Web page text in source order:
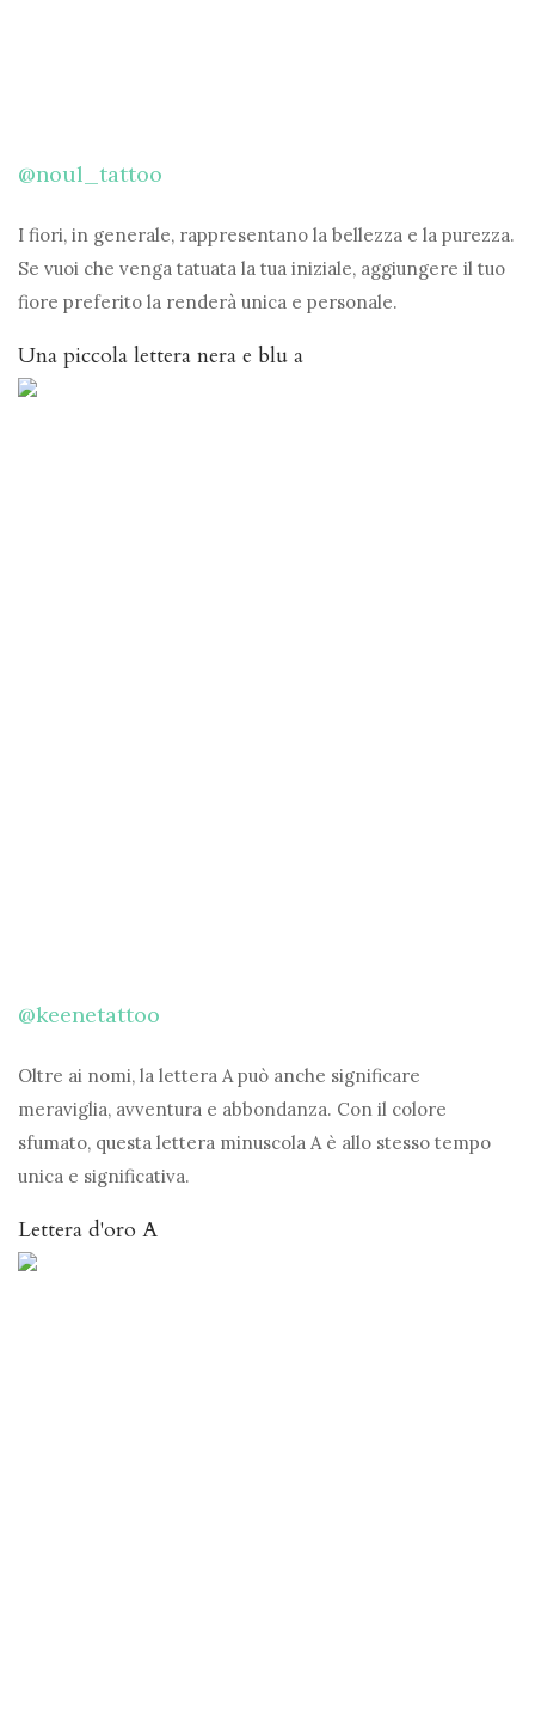
@noul_tattoo
I fiori, in generale, rappresentano la bellezza e la purezza.
Se vuoi che venga tatuata la tua iniziale, aggiungere il tuo
fiore preferito la renderà unica e personale.
Una piccola lettera nera e blu a
@keenetattoo
Oltre ai nomi, la lettera A può anche significare
meraviglia, avventura e abbondanza. Con il colore
sfumato, questa lettera minuscola A è allo stesso tempo
unica e significativa.
Lettera d'oro A